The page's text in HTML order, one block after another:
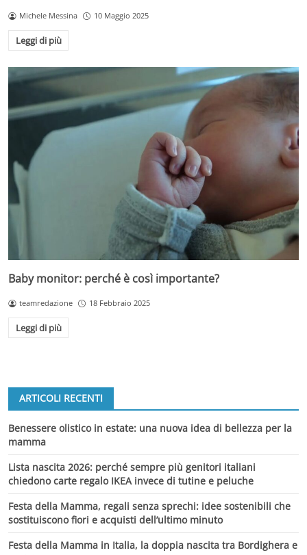
Michele Messina 10 Maggio 2025
Leggi di più
Baby monitor: perché è così importante?
teamredazione 18 Febbraio 2025
Leggi di più
ARTICOLI RECENTI
Benessere olistico in estate: una nuova idea di bellezza per la
mamma
Lista nascita 2026: perché sempre più genitori italiani
chiedono carte regalo IKEA invece di tutine e peluche
Festa della Mamma, regali senza sprechi: idee sostenibili che
sostituiscono fiori e acquisti dell’ultimo minuto
Festa della Mamma in Italia, la doppia nascita tra Bordighera e